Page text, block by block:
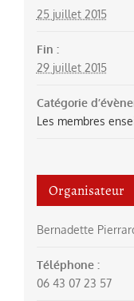
25 juillet 2015
Fin :
29 juillet 2015
Catégorie
Les membres
Organisateur
Bernadette
Téléphone :
06 43 07 23 57